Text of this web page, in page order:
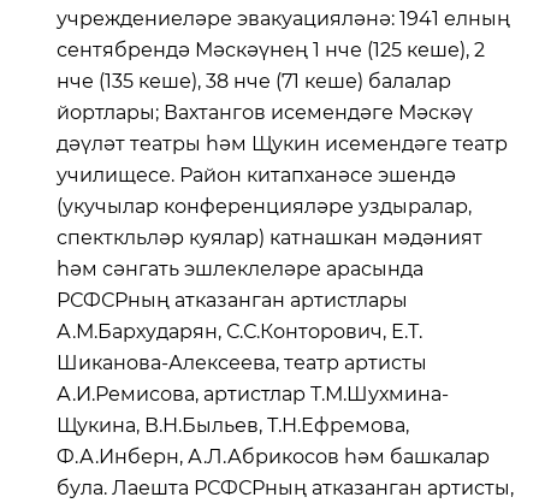
учреждениеләре эвакуацияләнә: 1941 елның
сентябрендә Мәскәүнең 1 нче (125 кеше), 2
нче (135 кеше), 38 нче (71 кеше) балалар
йортлары; Вахтангов исемендәге Мәскәү
дәүләт театры һәм Щукин исемендәге театр
училищесе. Район китапханәсе эшендә
(укучылар конференцияләре уздыралар,
спекткльләр куялар) катнашкан мәдәният
һәм сәнгать эшлеклеләре арасында
РСФСРның атказанган артистлары
А.М.Бархударян, С.С.Конторович, Е.Т.
Шиканова-Алексеева, театр артисты
А.И.Ремисова, артистлар Т.М.Шухмина-
Щукина, В.Н.Быльев, Т.Н.Ефремова,
Ф.А.Инберн, А.Л.Абрикосов һәм башкалар
була. Лаешта РСФСРның атказанган артисты,